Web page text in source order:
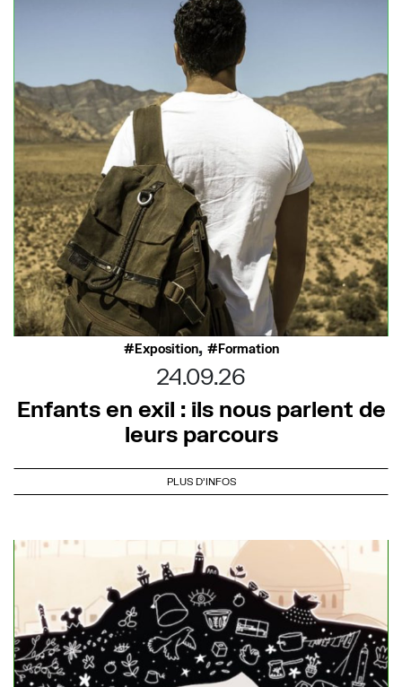
Exposition, Formation
24.09.26
Enfants en exil : ils nous parlent de
leurs parcours
PLUS D'INFOS